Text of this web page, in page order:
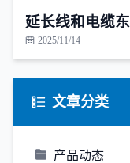
延长线和电缆
2025/11/14
文章分类
产品动态